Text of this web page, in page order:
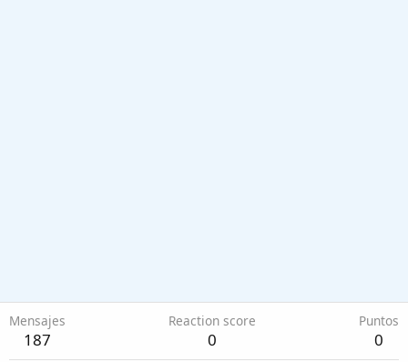
Mensajes
187
Reaction score
0
Puntos
0